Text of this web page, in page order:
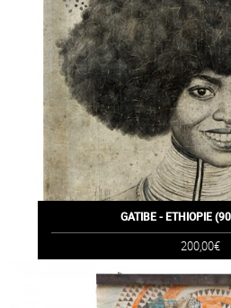
GATIBE - ETHIOPIE
200,00€